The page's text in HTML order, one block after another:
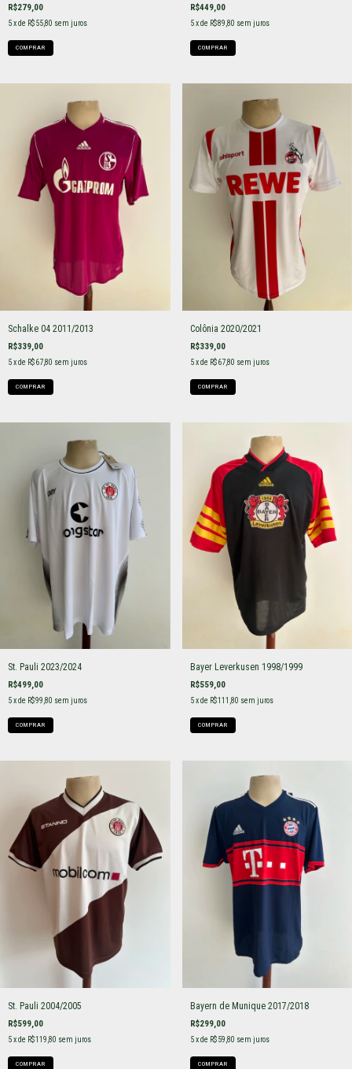
R$279,00
5x de R$55,80 sem juros
COMPRAR
R$449,00
5 x de R$89,80 sem juros
COMPRAR
Schalke 04 2011/2013
R$339,00
5x de R$67,80 sem juros
COMPRAR
Colônia 2020/2021
R$339,00
5 x de R$67,80 sem juros
COMPRAR
St. Pauli 2023/2024
R$499,00
5x de R$99,80 sem juros
COMPRAR
Bayer Leverkusen 1998/1999
R$559,00
5 x de R$111,80 sem juros
COMPRAR
St. Pauli 2004/2005
R$599,00
5x de R$119,80 sem juros
COMPRAR
Bayern de Munique 2017/2018
R$299,00
5 x de R$59,80 sem juros
COMPRAR